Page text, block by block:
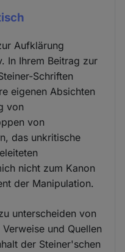
Aufklärung
In Ihrem Beitrag zur
Schriften
eigenen Absichten
von
von
das unkritische
nicht zum Kanon
der Manipulation.
unterscheiden von
und Quellen
der Steiner'schen